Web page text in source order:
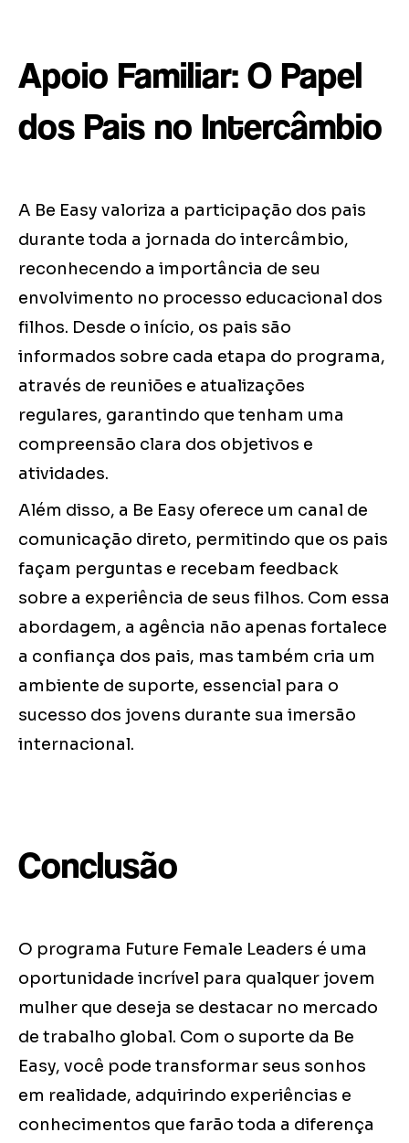
Apoio Familiar: O Papel
dos Pais no Intercâmbio
A Be Easy valoriza a participação dos pais
durante toda a jornada do intercâmbio,
reconhecendo a importância de seu
envolvimento no processo educacional dos
filhos. Desde o início, os pais são
informados sobre cada etapa do programa,
através de reuniões e atualizações
regulares, garantindo que tenham uma
compreensão clara dos objetivos e
atividades.
Além disso, a Be Easy oferece um canal de
comunicação direto, permitindo que os pais
façam perguntas e recebam feedback
sobre a experiência de seus filhos. Com essa
abordagem, a agência não apenas fortalece
a confiança dos pais, mas também cria um
ambiente de suporte, essencial para o
sucesso dos jovens durante sua imersão
internacional.
Conclusão
O programa Future Female Leaders é uma
oportunidade incrível para qualquer jovem
mulher que deseja se destacar no mercado
de trabalho global. Com o suporte da Be
Easy, você pode transformar seus sonhos
em realidade, adquirindo experiências e
conhecimentos que farão toda a diferença